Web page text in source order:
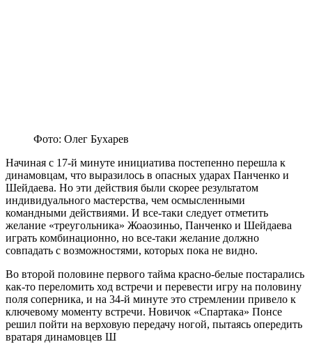
Фото: Олег Бухарев
Начиная с 17-й минуте инициатива постепенно перешла к
динамовцам, что выразилось в опасных ударах Панченко и
Шейдаева. Но эти действия были скорее результатом
индивидуального мастерства, чем осмысленными
командными действиями. И все-таки следует отметить
желание «треугольника» Жоаозиньо, Панченко и Шейдаева
играть комбинационно, но все-таки желание должно
совпадать с возможностями, которых пока не видно.
Во второй половине первого тайма красно-белые постарались
как-то переломить ход встречи и перевести игру на половину
поля соперника, и на 34-й минуте это стремлении привело к
ключевому моменту встречи. Новичок «Спартака» Понсе
решил пойти на верховую передачу ногой, пытаясь опередить
вратаря динамовцев Ш